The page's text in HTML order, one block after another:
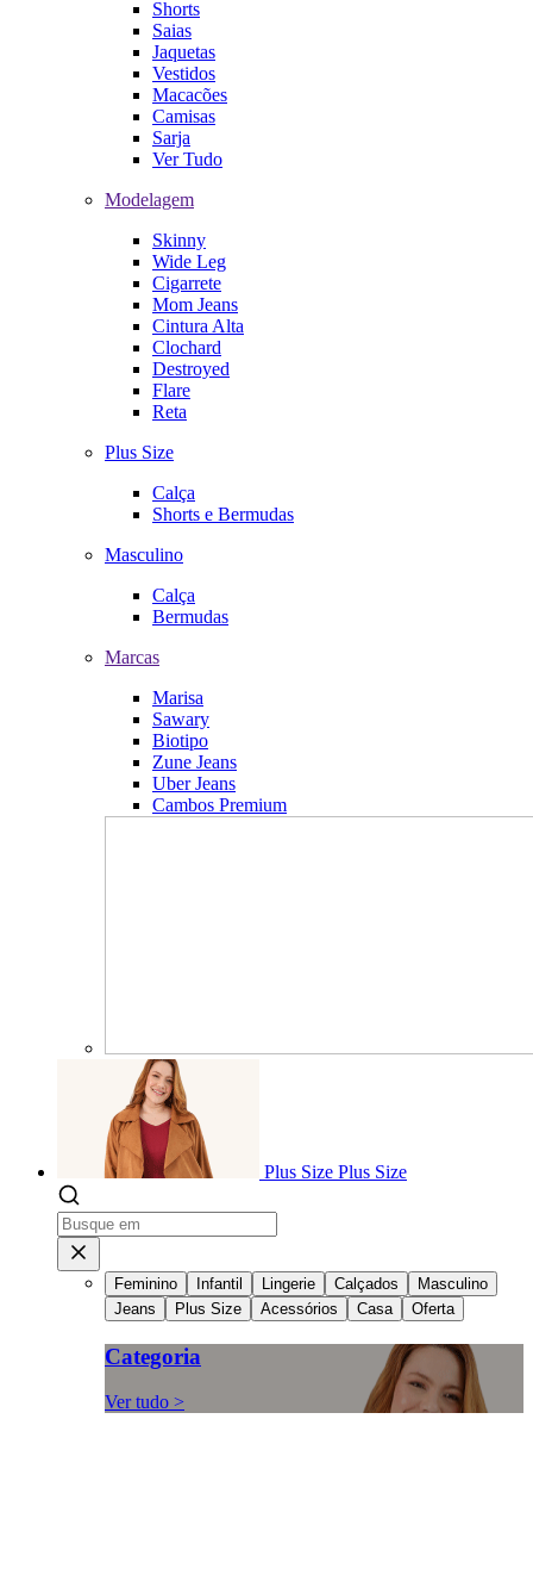
Shorts
Saias
Jaquetas
Vestidos
Macacões
Camisas
Sarja
Ver Tudo
Modelagem
Skinny
Wide Leg
Cigarrete
Mom Jeans
Cintura Alta
Clochard
Destroyed
Flare
Reta
Plus Size
Calça
Shorts e Bermudas
Masculino
Calça
Bermudas
Marcas
Marisa
Sawary
Biotipo
Zune Jeans
Uber Jeans
Cambos Premium
Plus Size Plus Size
Feminino Infantil Lingerie Calçados
Masculino
Jeans
Plus Size Acessórios Casa Oferta
Categoria
Ver tudo >